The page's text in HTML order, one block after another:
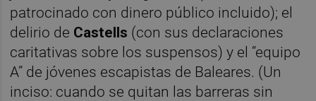
patrocinado con dinero público incluido); el
delirio de Castells (con sus declaraciones
caritativas sobre los suspensos) y el “equipo
A” de jóvenes escapistas de Baleares. (Un
inciso: cuando se quitan las barreras sin